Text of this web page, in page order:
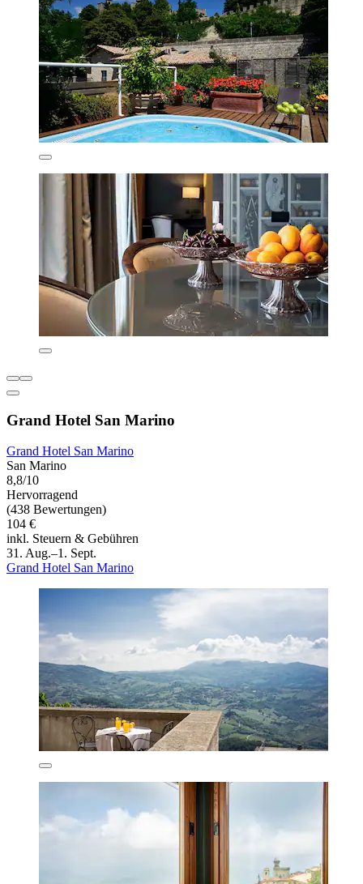
Grand Hotel San Marino
Grand Hotel San Marino
San Marino
8,8/10
Hervorragend
(438 Bewertungen)
104 €
inkl. Steuern & Gebühren
31. Aug.–1. Sept.
Grand Hotel San Marino